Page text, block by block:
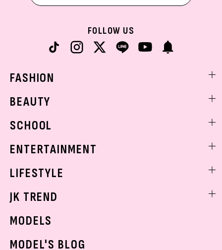
FOLLOW US
FASHION
着回し
BEAUTY
ベストコスメ
ボディケア
SCHOOL
学校ヘアメイク
ENTERTAINMENT
K-POP
LIFESTYLE
モデルの購入品
JK TREND
MODELS
MODEL'S BLOG